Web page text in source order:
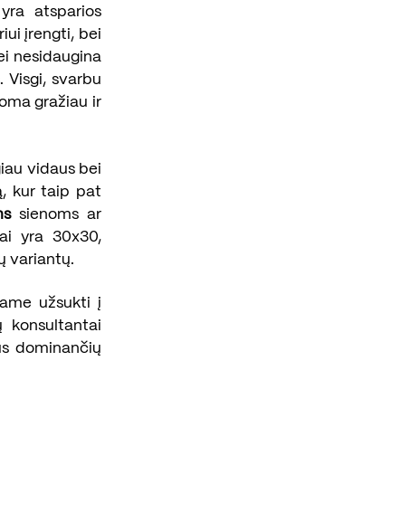
atsparios
įrengti, bei
nesidaugina
Visgi, svarbu
gražiau ir
vidaus bei
kur taip pat
sienoms ar
yra 30x30,
variantų.
užsukti į
konsultantai
dominančių